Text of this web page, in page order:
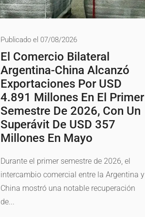
Publicado el 07/08/2026
El Comercio Bilateral
Argentina-China Alcanzó
Exportaciones Por USD
4.891 Millones En El Primer
Semestre De 2026, Con Un
Superávit De USD 357
Millones En Mayo
Durante el primer semestre de 2026, el
intercambio comercial entre la Argentina y
China mostró una notable recuperación
de...